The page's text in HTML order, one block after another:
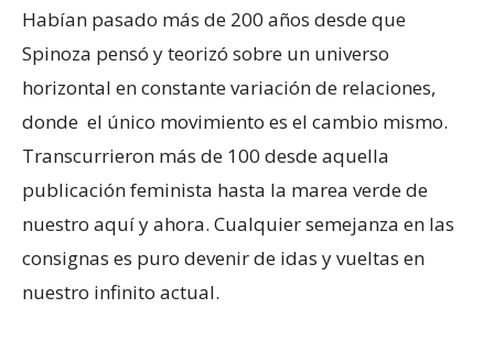
Habían pasado más de 200 años desde que
Spinoza pensó y teorizó sobre un universo
horizontal en constante variación de relaciones,
donde el único movimiento es el cambio mismo.
Transcurrieron más de 100 desde aquella
publicación feminista hasta la marea verde de
nuestro aquí y ahora. Cualquier semejanza en las
consignas es puro devenir de idas y vueltas en
nuestro infinito actual.